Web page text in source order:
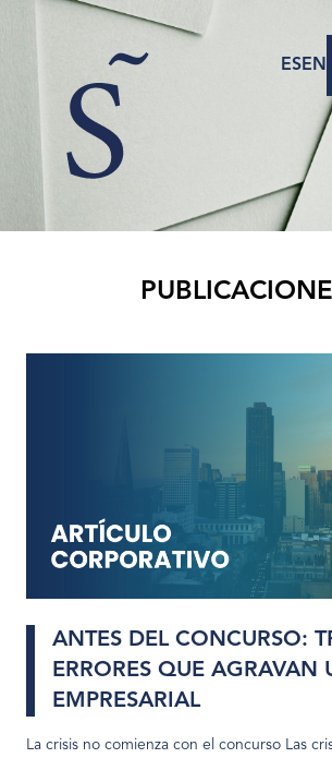
Abogados
ESEN
ANTES DEL CONCURSO:
ERRORES QUE AGRAVAN
EMPRESARIAL
La crisis no comienza con el concurso Las